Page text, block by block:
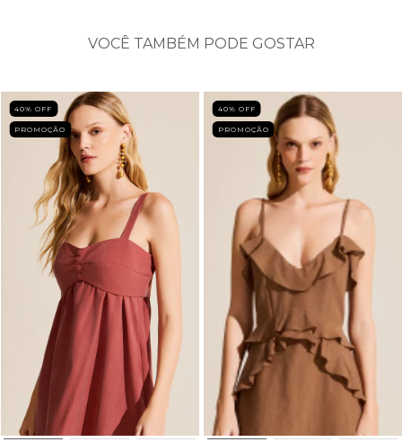
VOCÊ TAMBÉM PODE GOSTAR
40% OFF
PROMOÇÃO
40% OFF
PROMOÇÃO